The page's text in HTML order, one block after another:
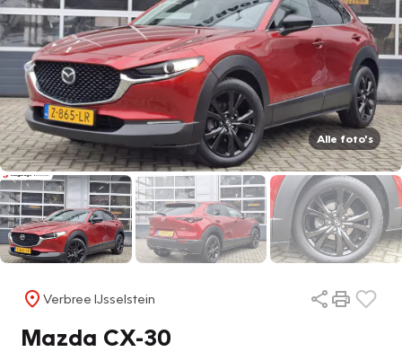
Alle foto's
Verbree IJsselstein
Mazda CX-30